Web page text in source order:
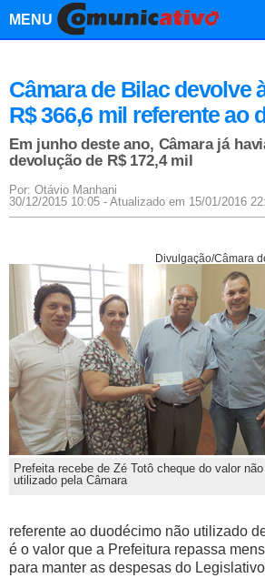
MENU
Câmara de Bilac devolve
R$ 366,6 mil referente ao
Em junho deste ano, Câmara já
devolução de R$ 172,4 mil
Por: Otávio Manhani
30/12/2015 10:05 - Atualizado em 15/01/2016
Divulgação/Câmara
Prefeita recebe de Zé Totô cheque do valor não
utilizado pela Câmara
referente ao duodécimo não utilizado
é o valor que a Prefeitura repassa
para manter as despesas do